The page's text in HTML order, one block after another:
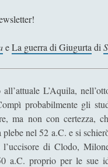
eLa guerra di Giugurta di
L’Aquila,
probabilmente gli
ma non con certezza,
nel 52 a.C. e si
l’uccisore di Clodo,
a.C. proprio per le sue